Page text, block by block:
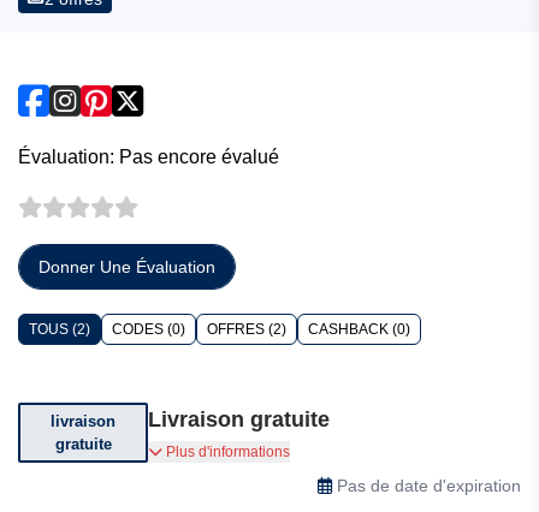
Évaluation: Pas encore évalué
Donner Une Évaluation
TOUS (2) CODES (0) OFFRES (2) CASHBACK (0)
livraison
gratuite
Livraison gratuite
Livraison gratuite. Voir conditions générales.
Plus d'informations
Pas de date d'expiration